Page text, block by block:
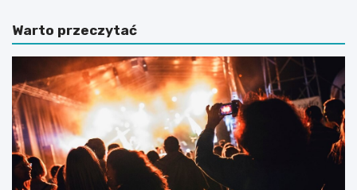
d
y
p
o
m
o
w
a
z
s
B
r
t
i
s
h
S
c
Warto przeczytać